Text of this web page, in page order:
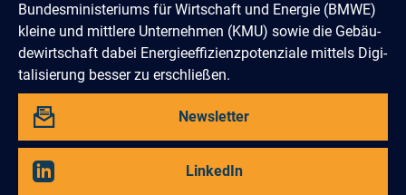
Bun­des­­minis­teriums für Wirtschaft und Energie (BMWE)
kleine und mittlere Unter­nehmen (KMU) sowie die Gebäu­
de­­wirtschaft dabei Energie­effi­zienz­poten­ziale mittels Digi­
tali­sierung besser zu erschließen.
unseren
Newsletter
LinkedIn